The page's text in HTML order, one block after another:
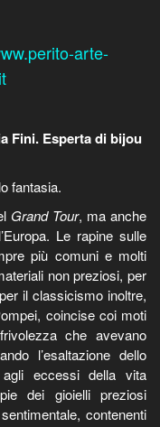
arte-
Fini. Esperta di bijou
fantasia.
Grand Tour, ma anche
Le rapine sulle
più comuni e molti
non preziosi, per
il classicismo inoltre,
coincise coi moti
che avevano
l’esaltazione dello
eccessi della vita
dei gioielli preziosi
contenenti